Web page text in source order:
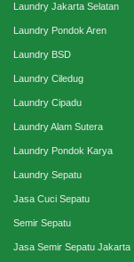
Laundry Jakarta Selatan
Laundry Pondok Aren
Laundry BSD
Laundry Ciledug
Laundry Cipadu
Laundry Alam Sutera
Laundry Pondok Karya
Laundry Sepatu
Jasa Cuci Sepatu
Semir Sepatu
Jasa Semir Sepatu Jakarta